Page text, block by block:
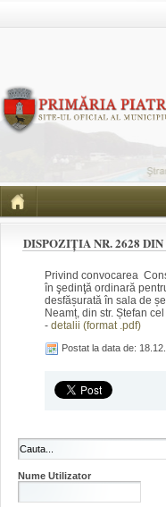
DISPOZIȚIA NR. 2628 DIN
Privind convocarea
în şedinţă ordinară
desfășurată în sala de
Neamț, din str. Ștefan
- detalii (format .pdf)
Postat la data de:
Nume Utilizator